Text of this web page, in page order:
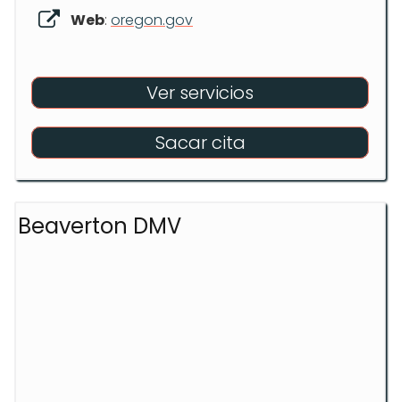
Web: oregon.gov
Ver servicios
Sacar cita
Beaverton DMV